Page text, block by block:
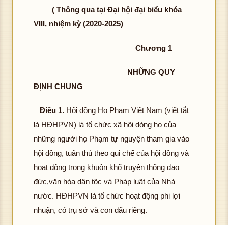
( Thông qua tại Đại hội đại biểu khóa
VIII, nhiệm kỳ (2020-2025)
Chương 1
NHỮNG QUY
ĐỊNH CHUNG
Điều 1. Hội đồng Họ Phạm Việt Nam (viết tắt
là HĐHPVN) là tổ chức xã hội dòng họ của
những người họ Phạm tự nguyện tham gia vào
hội đồng, tuân thủ theo qui chế của hội đồng và
hoạt động trong khuôn khổ truyên thống đạo
đức,văn hóa dân tộc và Pháp luật của Nhà
nước. HĐHPVN là tổ chức hoạt động phi lợi
nhuận, có trụ sở và con dấu riêng.